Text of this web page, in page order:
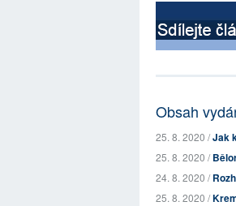
Obsah
25. 8. 2020 /Jak
25. 8. 2020 /
24. 8. 2020 /
25. 8. 2020 /